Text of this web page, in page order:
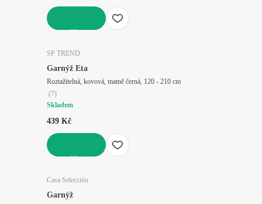
SP TREND
Garnýž Eta
Roztažitelná, kovová, matně černá, 120 - 210 cm
(7)
Skladem
439 Kč
Casa Selección
Garnýž